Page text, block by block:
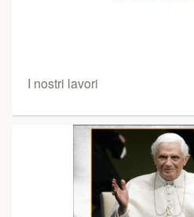
I nostri lavori